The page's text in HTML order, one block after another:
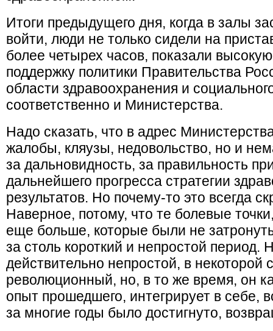
Итоги предыдущего дня, когда в залы
войти, люди не только сидели на
более четырех часов, показали
поддержку политики Правительства
области здравоохранения и
соответственно и Министерства.
Надо сказать, что в адрес
жалобы, кляузы, недовольство, но и
за дальновидность, за правильность
дальнейшего прогресса стратегии
результатов. Но почему-то это всегда
Наверное, потому, что те болевые
еще больше, которые были не
за столь короткий и непростой период.
действительно непростой, в некоторой
революционный, но, в то же время, он
опыт прошедшего, интегрирует в себе,
за многие годы было достигнуто,